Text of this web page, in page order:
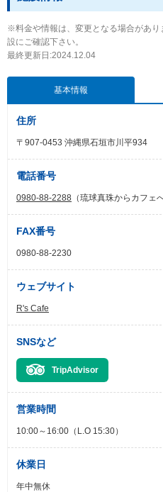
※料金や情報は、変更となる場合があ
設にご確認下さい。
最終更新日:2024.12.04
基本情報
住所
〒907-0453 沖縄県石垣市川平934
電話番号
0980-88-2288 （琉球真珠からカフェ
FAX番号
0980-88-2230
ウェブサイト
R's Cafe
SNSなど
TripAdvisor
営業時間
10:00～16:00（L.O 15:30）
休業日
年中無休